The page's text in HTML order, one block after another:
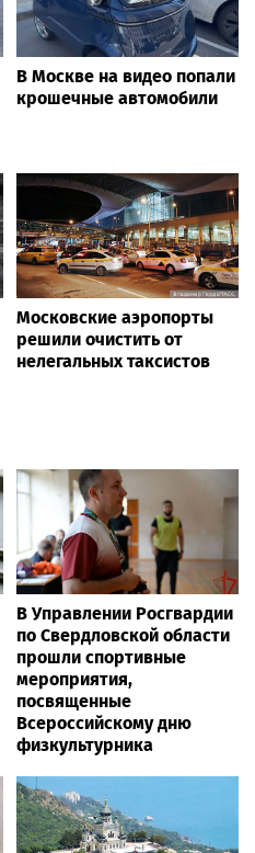
В Москве на видео попали
крошечные автомобили
Московские аэропорты
решили очистить от
нелегальных таксистов
В Управлении Росгвардии
по Свердловской области
прошли спортивные
мероприятия,
посвященные
Всероссийскому дню
физкультурника